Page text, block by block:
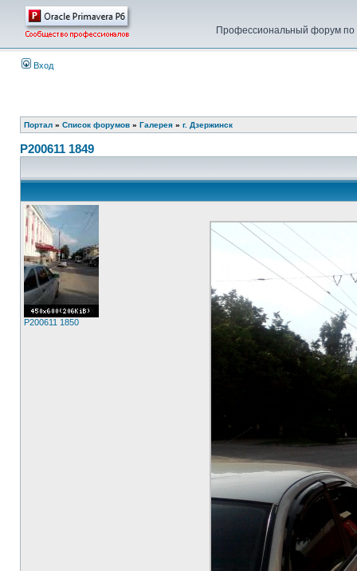
Профессиональный форум по
Вход
Портал » Список форумов » Галерея » г. Дзержинск
P200611 1849
P200611 1850